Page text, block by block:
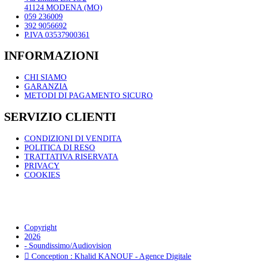
scelte
nella
pagina
del
prodotto
41124 MODENA (MO)
059 236009
392 9056692
P.IVA 03537900361
INFORMAZIONI
CHI SIAMO
GARANZIA
METODI DI PAGAMENTO SICURO
SERVIZIO CLIENTI
CONDIZIONI DI VENDITA
POLITICA DI RESO
TRATTATIVA RISERVATA
PRIVACY
COOKIES
Copyright
2026
- Soundissimo/Audiovision
Conception : Khalid KANOUF - Agence Digitale